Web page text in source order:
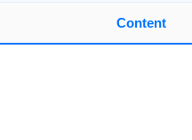
Content